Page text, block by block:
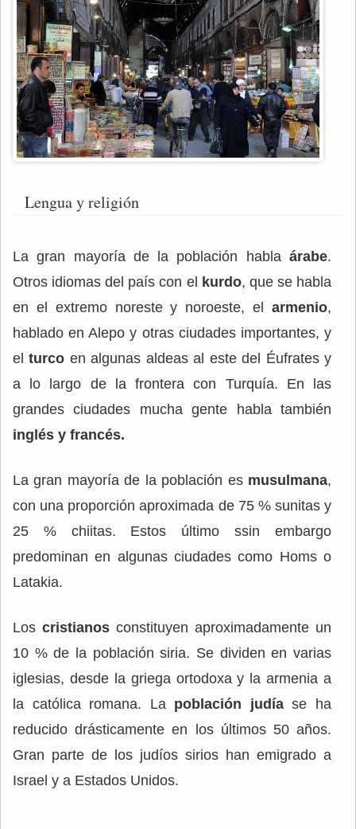
Lengua y religión
La gran mayoría de la población habla árabe.
Otros idiomas del país con el kurdo, que se habla
en el extremo noreste y noroeste, el armenio,
hablado en Alepo y otras ciudades importantes, y
el turco en algunas aldeas al este del Éufrates y
a lo largo de la frontera con Turquía. En las
grandes ciudades mucha gente habla también
inglés y francés.
La gran mayoría de la población esmusulmana,
con una proporción aproximada de 75 % sunitas y
25 % chiitas. Estos último ssin embargo
predominan en algunas ciudades como Homs o
Latakia.
Los cristianos constituyen aproximadamente un
10 % de la población siria. Se dividen en varias
iglesias, desde la griega ortodoxa y la armenia a
la católica romana. La población judíase ha
reducido drásticamente en los últimos 50 años.
Gran parte de los judíos sirios han emigrado a
Israel y a Estados Unidos.